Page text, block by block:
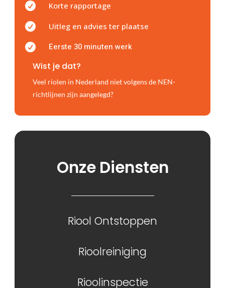
 Korte rapportage
 Uitleg en advies ter plaatse
 Eerste 30 minuten werk
Wist je dat?
Veel riolen in Nederland niet volgens de NEN-
richtlijnen zijn aangelegd?
Onze Diensten
Riool Ontstoppen
Rioolreiniging
Rioolinspectie